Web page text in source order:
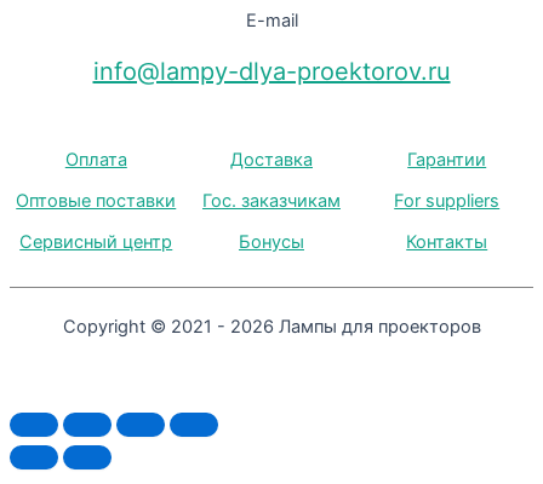
E-mail
info@lampy-dlya-proektorov.ru
Оплата Доставка
Гарантии
Оптовые поставки
Гос. заказчикам
For suppliers
Сервисный центр
Бонусы Контакты
Copyright © 2021 - 2026 Лампы для проекторов